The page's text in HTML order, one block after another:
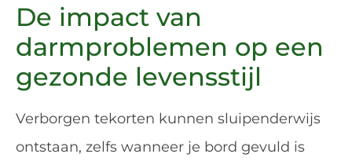
De impact van
darmproblemen op een
gezonde levensstijl
Verborgen tekorten kunnen sluipenderwijs
ontstaan, zelfs wanneer je bord gevuld is